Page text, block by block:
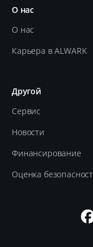
О нас
О нас
Карьера в ALWARK
Другой
Сервис
Новости
Финансирование
Оценка